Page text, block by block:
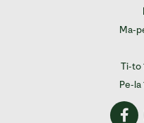
Ma-
Ti-to
Pe-